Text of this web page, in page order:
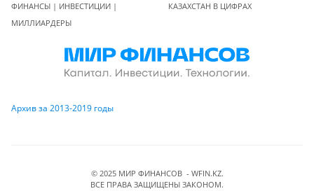
ФИНАНСЫ | ИНВЕСТИЦИИ |
МИЛЛИАРДЕРЫ
КАЗАХСТАН В ЦИФРАХ
Архив за 2013-2019 годы
© 2025 МИР ФИНАНСОВ - WFIN.KZ.
ВСЕ ПРАВА ЗАЩИЩЕНЫ ЗАКОНОМ.